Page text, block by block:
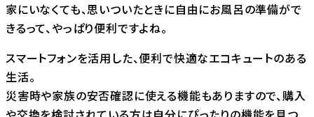
家にいなくても、思いついたときに自由にお風呂の準備がで
きるって、やっぱり便利ですよね。
スマートフォンを活用した、便利で快適なエコキュートのある
生活。
災害時や家族の安否確認に使える機能もありますので、購入